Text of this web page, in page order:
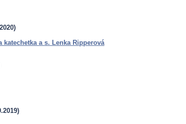
a s. Lenka Ripperová